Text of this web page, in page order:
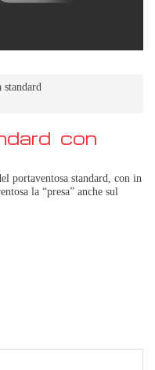
standard
con
portaventosa standard, con in
la “presa” anche sul